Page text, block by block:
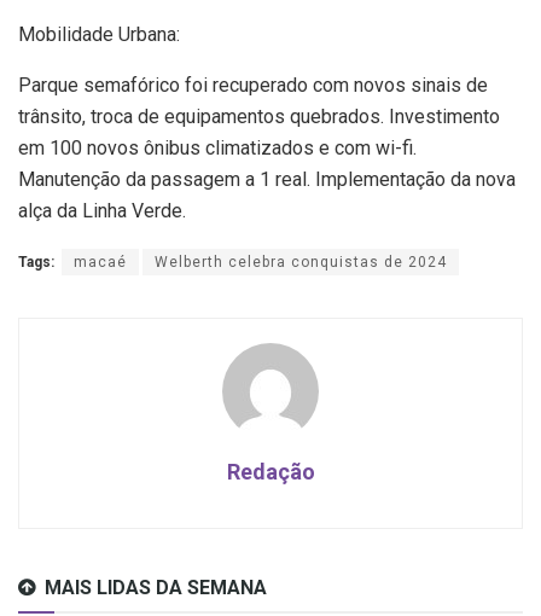
Mobilidade Urbana:
Parque semafórico foi recuperado com novos sinais de
trânsito, troca de equipamentos quebrados. Investimento
em 100 novos ônibus climatizados e com wi-fi.
Manutenção da passagem a 1 real. Implementação da nova
alça da Linha Verde.
Tags: macaé Welberth celebra conquistas de 2024
Redação
MAIS LIDAS DA SEMANA